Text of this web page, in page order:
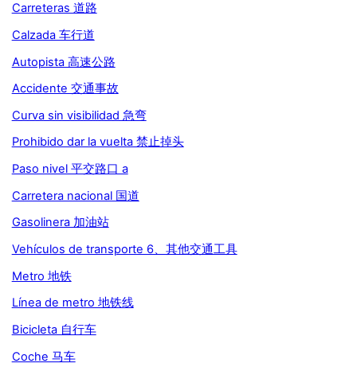
Carreteras 道路
Calzada 车行道
Autopista 高速公路
Accidente 交通事故
Curva sin visibilidad 急弯
Prohibido dar la vuelta 禁止掉头
Paso nivel 平交路口 a
Carretera nacional 国道
Gasolinera 加油站
Vehículos de transporte 6、其他交通工具
Metro 地铁
Línea de metro 地铁线
Bicicleta 自行车
Coche 马车